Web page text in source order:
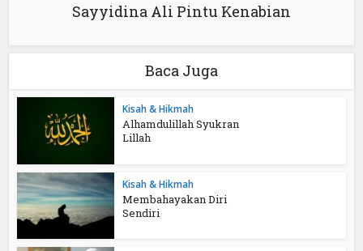
Sayyidina Ali Pintu Kenabian
Baca Juga
Kisah & Hikmah
Alhamdulillah Syukran
Lillah
Kisah & Hikmah
Membahayakan Diri
Sendiri